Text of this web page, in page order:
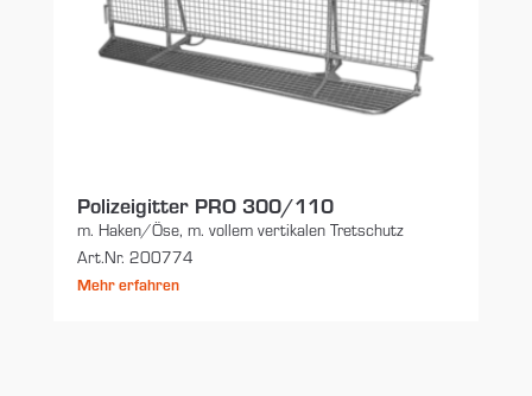
Polizeigitter PRO 300/110
m. Haken/Öse, m. vollem vertikalen Tretschutz
Art.Nr. 200774
Mehr erfahren